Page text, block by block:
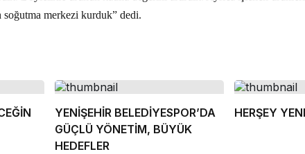
merkezi kurduk” dedi.
YENİŞEHİR BELEDİYESPOR’DA
GÜÇLÜ YÖNETİM, BÜYÜK
HEDEFLER
HERŞEY